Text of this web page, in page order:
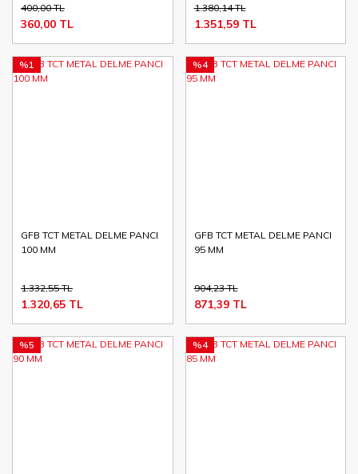
400,00 TL
360,00 TL
1.380,14 TL
1.351,59 TL
GFB TCT METAL DELME PANCI
100 MM
%1
1.332,55 TL
1.320,65 TL
GFB TCT METAL DELME PANCI
95 MM
%4
904,23 TL
871,39 TL
%5 %4